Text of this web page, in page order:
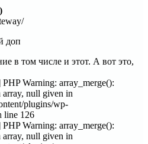
доп
в том числе и этот. А вот это,
Warning: array_merge():
array, null given in
plugins/wp-
line 126
Warning: array_merge():
array, null given in